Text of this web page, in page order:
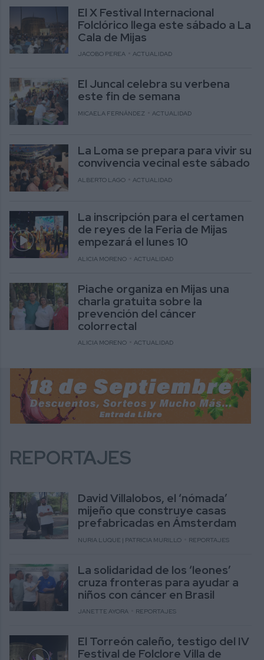
El X Festival Internacional
Folclórico llega este sábado a La
Cala de Mijas
JACOBO PEREA ACTUALIDAD
El Juncal celebra su verbena
este fin de semana
MICAELA FERNÁNDEZ ACTUALIDAD
La Loma se prepara para vivir su
convivencia vecinal este sábado
ALBERTO LAGO ACTUALIDAD
La inscripción para el certamen
de reyes de la Feria de Mijas
empezará el lunes 10
ALICIA MORENO ACTUALIDAD
Piache organiza en Mijas una
charla gratuita sobre la
prevención del cáncer
colorrectal
ALICIA MORENO ACTUALIDAD
REPORTAJES
David Villalobos, el ‘nómada’
mijeño que construye casas
prefabricadas en Ámsterdam
NURIA LUQUE | PATRICIA MURILLO REPORTAJES
La solidaridad de los ‘leones’
cruza fronteras para ayudar a
niños con cáncer en Brasil
JANETTE AYORA REPORTAJES
El Torreón caleño, testigo del IV
Festival de Folclore Villa de